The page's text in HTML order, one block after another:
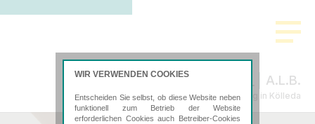
A.L.B.
Steuerberatung in Kölleda
WIR VERWENDEN COOKIES
Entscheiden Sie selbst, ob diese Website neben
funktionell zum Betrieb der Website
erforderlichen Cookies auch Betreiber-Cookies